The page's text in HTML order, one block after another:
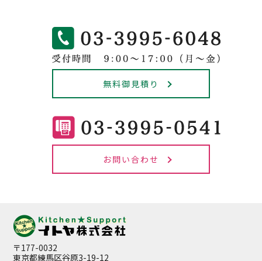
無料御見積り
お問い合わせ
〒177-0032
東京都練馬区谷原3-19-12